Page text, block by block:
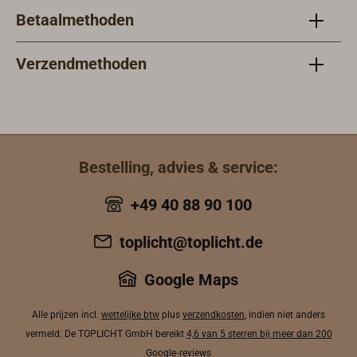
Betaalmethoden
Verzendmethoden
Bestelling, advies & service:
+49 40 88 90 100
toplicht@toplicht.de
Google Maps
Alle prijzen incl. wettelijke btw plus verzendkosten, indien niet anders
vermeld. De TOPLICHT GmbH bereikt 4,6 van 5 sterren bij meer dan 200
Google‑reviews